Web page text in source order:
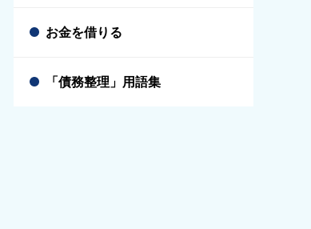
お金を借りる
「債務整理」用語集